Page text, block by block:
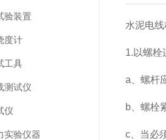
验装置
度计
工具
测试仪
仪
实验仪器
水泥电
1.以螺栓
a、螺杆
b、螺栓
c、当必